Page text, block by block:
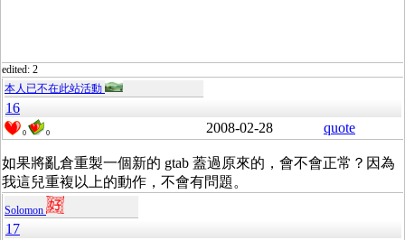
edited: 2
本人已不在此站活動
16
0 0 2008-02-28 quote
如果將亂倉重製一個新的 gtab 蓋過原來的，會不會正常？因為
我這兒重複以上的動作，不會有問題。
Solomon
17